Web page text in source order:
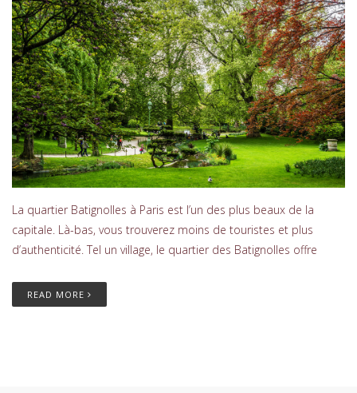
La quartier Batignolles à Paris est l’un des plus beaux de la
capitale. Là-bas, vous trouverez moins de touristes et plus
d’authenticité. Tel un village, le quartier des Batignolles offre
READ MORE